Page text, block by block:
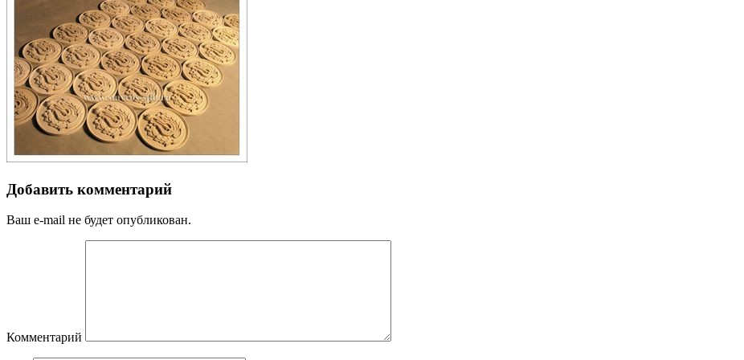
Добавить комментарий
Ваш e-mail не будет опубликован.
Комментарий